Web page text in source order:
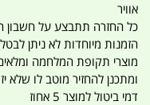
אוויר
כל החזרה תתבצע על חשבון
הזמנות מיוחדות לא ניתן
מוצרי תקופת המלחמה ומלאים
ומתכנן להחזיר מוטב לו שלא
דמי ביטול למוצר 5 אחוז